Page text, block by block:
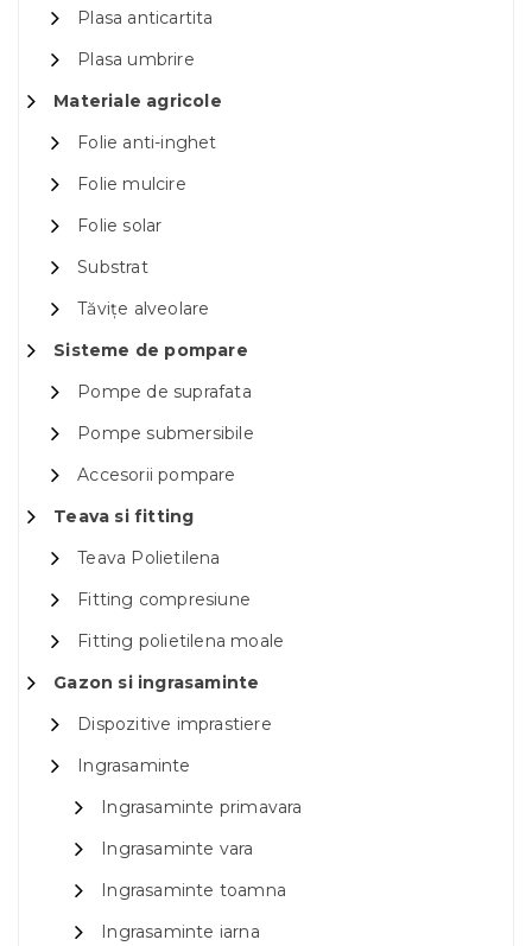
Plasa anticartita
Plasa umbrire
Materiale agricole
Folie anti-inghet
Folie mulcire
Folie solar
Substrat
Tăvițe alveolare
Sisteme de pompare
Pompe de suprafata
Pompe submersibile
Accesorii pompare
Teava si fitting
Teava Polietilena
Fitting compresiune
Fitting polietilena moale
Gazon si ingrasaminte
Dispozitive imprastiere
Ingrasaminte
Ingrasaminte primavara
Ingrasaminte vara
Ingrasaminte toamna
Ingrasaminte iarna